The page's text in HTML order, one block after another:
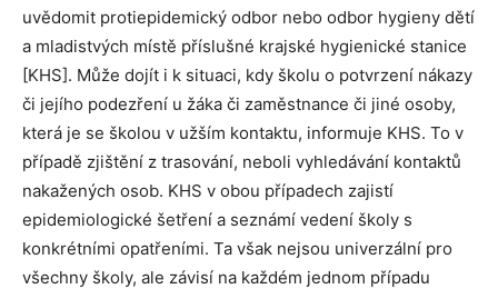
uvědomit protiepidemický odbor nebo odbor hygieny dětí
a mladistvých místě příslušné krajské hygienické stanice
[KHS]. Může dojít i k situaci, kdy školu o potvrzení nákazy
či jejího podezření u žáka či zaměstnance či jiné osoby,
která je se školou v užším kontaktu, informuje KHS. To v
případě zjištění z trasování, neboli vyhledávání kontaktů
nakažených osob. KHS v obou případech zajistí
epidemiologické šetření a seznámí vedení školy s
konkrétními opatřeními. Ta však nejsou univerzální pro
všechny školy, ale závisí na každém jednom případu